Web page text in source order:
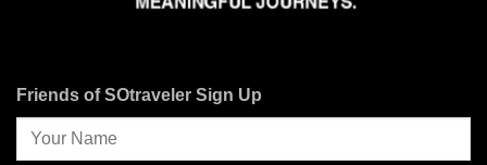
Friends of SOtraveler Sign Up